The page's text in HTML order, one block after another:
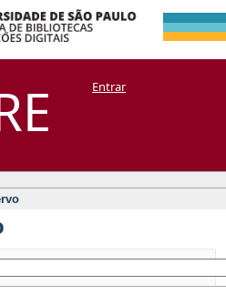
Acervo
+ CoriscoEntrar